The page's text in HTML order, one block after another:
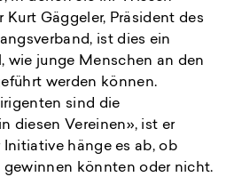
Kurt Gäggeler, Präsident des
ist dies ein
wie junge Menschen an den
werden können.
sind die
diesen Vereinen», ist er
Initiative hänge es ab, ob
gewinnen könnten oder nicht.